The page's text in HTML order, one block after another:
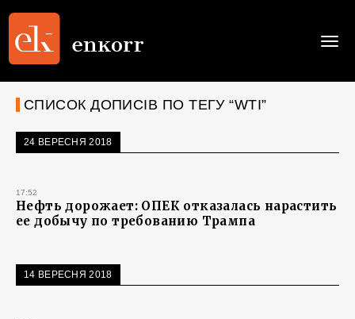
СПИСОК ДОПИСІВ ПО ТЕГУ “WTI”
24 ВЕРЕСНЯ 2018
17:52
Нефть дорожает: ОПЕК отказалась нарастить
ее добычу по требованию Трампа
14 ВЕРЕСНЯ 2018